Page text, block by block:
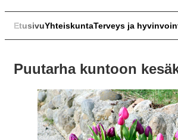
EtusivuYhteiskuntaTerveys ja
Puutarha kuntoon